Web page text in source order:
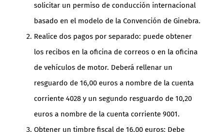
solicitar un permiso de conducción internacional
basado en el modelo de la Convención de Ginebra.
Realice dos pagos por separado: puede obtener
los recibos en la oficina de correos o en la oficina
de vehículos de motor. Deberá rellenar un
resguardo de 16,00 euros a nombre de la cuenta
corriente 4028 y un segundo resguardo de 10,20
euros a nombre de la cuenta corriente 9001.
Obtener un timbre fiscal de 16,00 euros: Debe